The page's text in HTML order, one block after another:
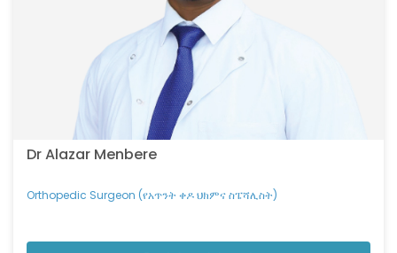
Dr Alazar Menbere
Orthopedic Surgeon (የአጥንት ቀዶ ህክምና ስፔሻሊስት)